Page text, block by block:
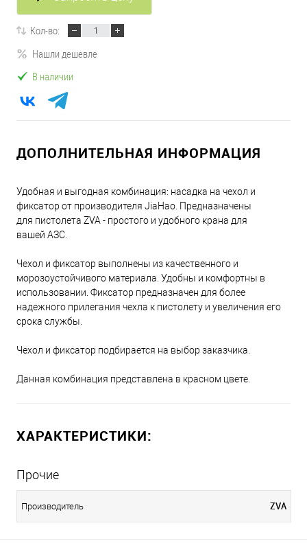
Кол-во:
Нашли дешевле
В наличии
ДОПОЛНИТЕЛЬНАЯ ИНФОРМАЦИЯ
Удобная и выгодная комбинация: насадка на чехол и
фиксатор от производителя JiaHao. Предназначены
для пистолета ZVA - простого и удобного крана для
вашей АЗС.
Чехол и фиксатор выполнены из качественного и
морозоустойчивого материала. Удобны и комфортны в
использовании. Фиксатор предназначен для более
надежного прилегания чехла к пистолету и увеличения его
срока службы.
Чехол и фиксатор подбирается на выбор заказчика.
Данная комбинация представлена в красном цвете.
ХАРАКТЕРИСТИКИ:
Прочие
Производитель ZVA